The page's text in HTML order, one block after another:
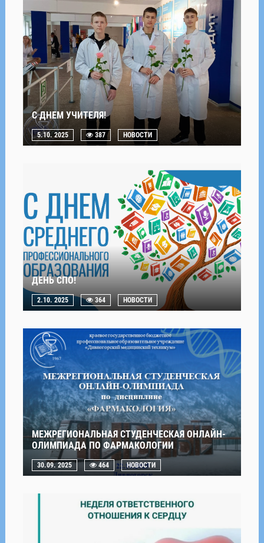
С ДНЕМ УЧИТЕЛЯ!
5.10. 2025 387 НОВОСТИ
ДЕНЬ СПО!
2.10. 2025 364 НОВОСТИ
МЕЖРЕГИОНАЛЬНАЯ СТУДЕНЧЕСКАЯ ОНЛАЙН-
ОЛИМПИАДА ПО ФАРМАКОЛОГИИ
30.09. 2025 464 НОВОСТИ